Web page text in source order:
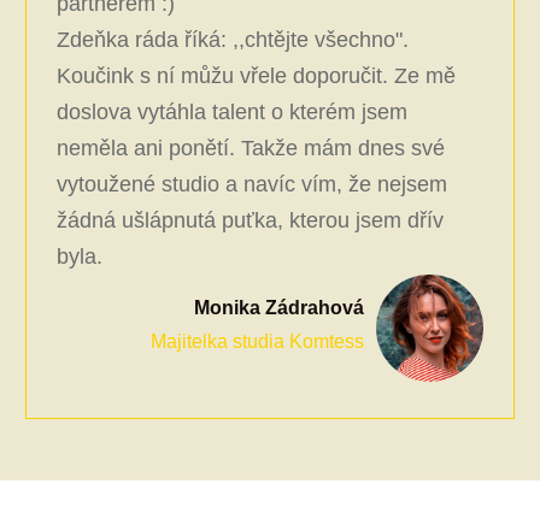
Zdeňka ráda říká: ,,chtějte všechno".
Koučink s ní můžu vřele doporučit. Ze mě
doslova vytáhla talent o kterém jsem
neměla ani ponětí. Takže mám dnes své
vytoužené studio a navíc vím, že nejsem
žádná ušlápnutá puťka, kterou jsem dřív
byla.
Monika Zádrahová
Majitelka studia Komtess